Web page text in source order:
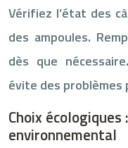
Vérifiez l’état des
des ampoules.
dès que
évite des
Choix
environnemental